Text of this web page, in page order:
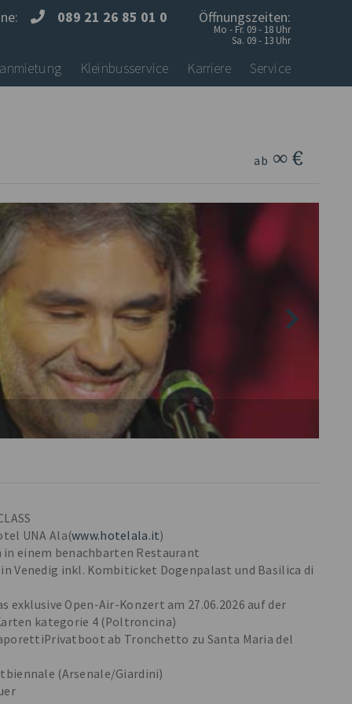
089 21 26 85 01 0 Öffnungszeiten:
Mo - Fr. 09 - 18 Uhr
Sa. 09 - 13 Uhr
Kleinbusservice Karriere Service
ab ∞ €
UNA Ala(www.hotelala.it)
in einem benachbarten Restaurant
Venedig inkl. Kombiticket Dogenpalast und Basilica di
exklusive Open-Air-Konzert am 27.06.2026 auf der
kategorie 4 (Poltroncina)
ab Tronchetto zu Santa Maria del
(Arsenale/Giardini)